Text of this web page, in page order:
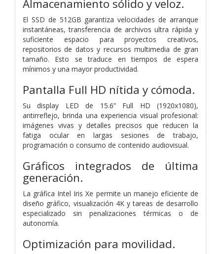
Almacenamiento sólido y veloz.
El SSD de 512GB garantiza velocidades de arranque
instantáneas, transferencia de archivos ultra rápida y
suficiente espacio para proyectos creativos,
repositorios de datos y recursos multimedia de gran
tamaño. Esto se traduce en tiempos de espera
mínimos y una mayor productividad.
Pantalla Full HD nítida y cómoda.
Su display LED de 15.6” Full HD (1920x1080),
antirreflejo, brinda una experiencia visual profesional:
imágenes vivas y detalles precisos que reducen la
fatiga ocular en largas sesiones de trabajo,
programación o consumo de contenido audiovisual.
Gráficos integrados de última
generación.
La gráfica Intel Iris Xe permite un manejo eficiente de
diseño gráfico, visualización 4K y tareas de desarrollo
especializado sin penalizaciones térmicas o de
autonomía.
Optimización para movilidad.